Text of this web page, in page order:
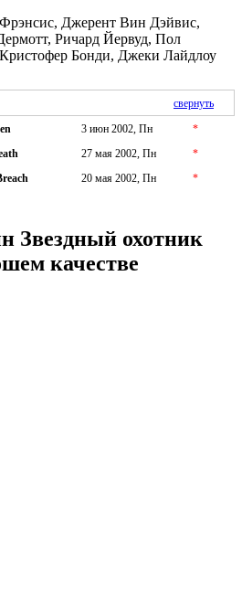
Джерент Вин Дэйвис,
Ричард Йервуд, Пол
Бонди, Джеки Лайдлоу
свернуть
3 июн 2002, Пн
*
27 мая 2002, Пн
*
20 мая 2002, Пн *
Звездный охотник
качестве